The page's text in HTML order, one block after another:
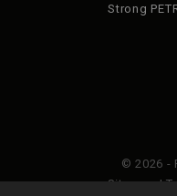
Strong
© 2026 -
Sitemap|